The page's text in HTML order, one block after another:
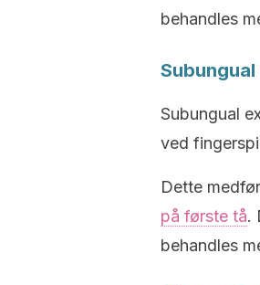
behandles
Subungual
ved
Dette
på første tå.
behandles